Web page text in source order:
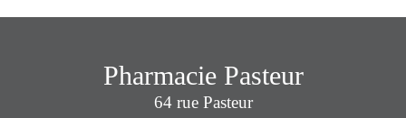
Pharmacie Pasteur
64 rue Pasteur